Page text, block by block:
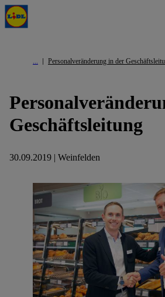
Personalveränderung in der
Geschäftsleitung
30.09.2019 | Weinfelden